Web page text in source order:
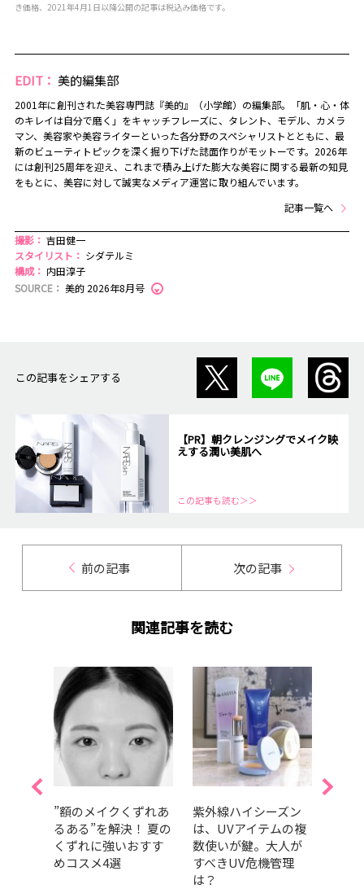
き価格、2021年4月1日以降公開の記事は税込み価格です。
EDIT： 美的編集部
2001年に創刊された美容専門誌『美的』（小学館）の編集部。「肌・心・体
のキレイは自分で磨く」をキャッチフレーズに、タレント、モデル、カメラ
マン、美容家や美容ライターといった各分野のスペシャリストとともに、最
新のビューティトピックを深く掘り下げた誌面作りがモットーです。2026年
には創刊25周年を迎え、これまで積み上げた膨大な美容に関する最新の知見
をもとに、美容に対して誠実なメディア運営に取り組んでいます。
記事一覧へ
撮影： 吉田健一
スタイリスト： シダテルミ
構成： 内田淳子
SOURCE： 美的 2026年8月号
この記事をシェアする
【PR】朝クレンジングでメイク映
えする潤い美肌へ
この記事も読む＞＞
前の記事 次の記事
関連記事を読む
”額のメイクくずれあ
るある”を解決！ 夏の
くずれに強いおすす
めコスメ4選
紫外線ハイシーズン
は、UVアイテムの複
数使いが鍵。大人が
すべきUV危機管理
は？